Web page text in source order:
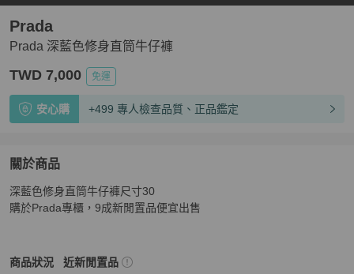
Prada 深藍色修身直筒牛仔褲
Prada
TWD 7,000 免運
安心購 +499 專人檢查品質、正品鑑定
關於商品
關於Prada 深藍色修身直筒牛仔褲
深藍色修身直筒牛仔褲尺寸30
購於Prada專櫃，9成新閒置品便宜出售
商品狀況
Prada男裝 商品狀態與細節
近新閒置品